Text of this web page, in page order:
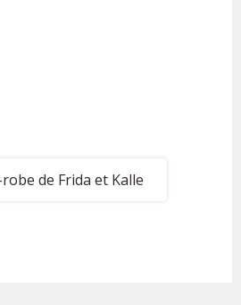
de Frida et Kalle